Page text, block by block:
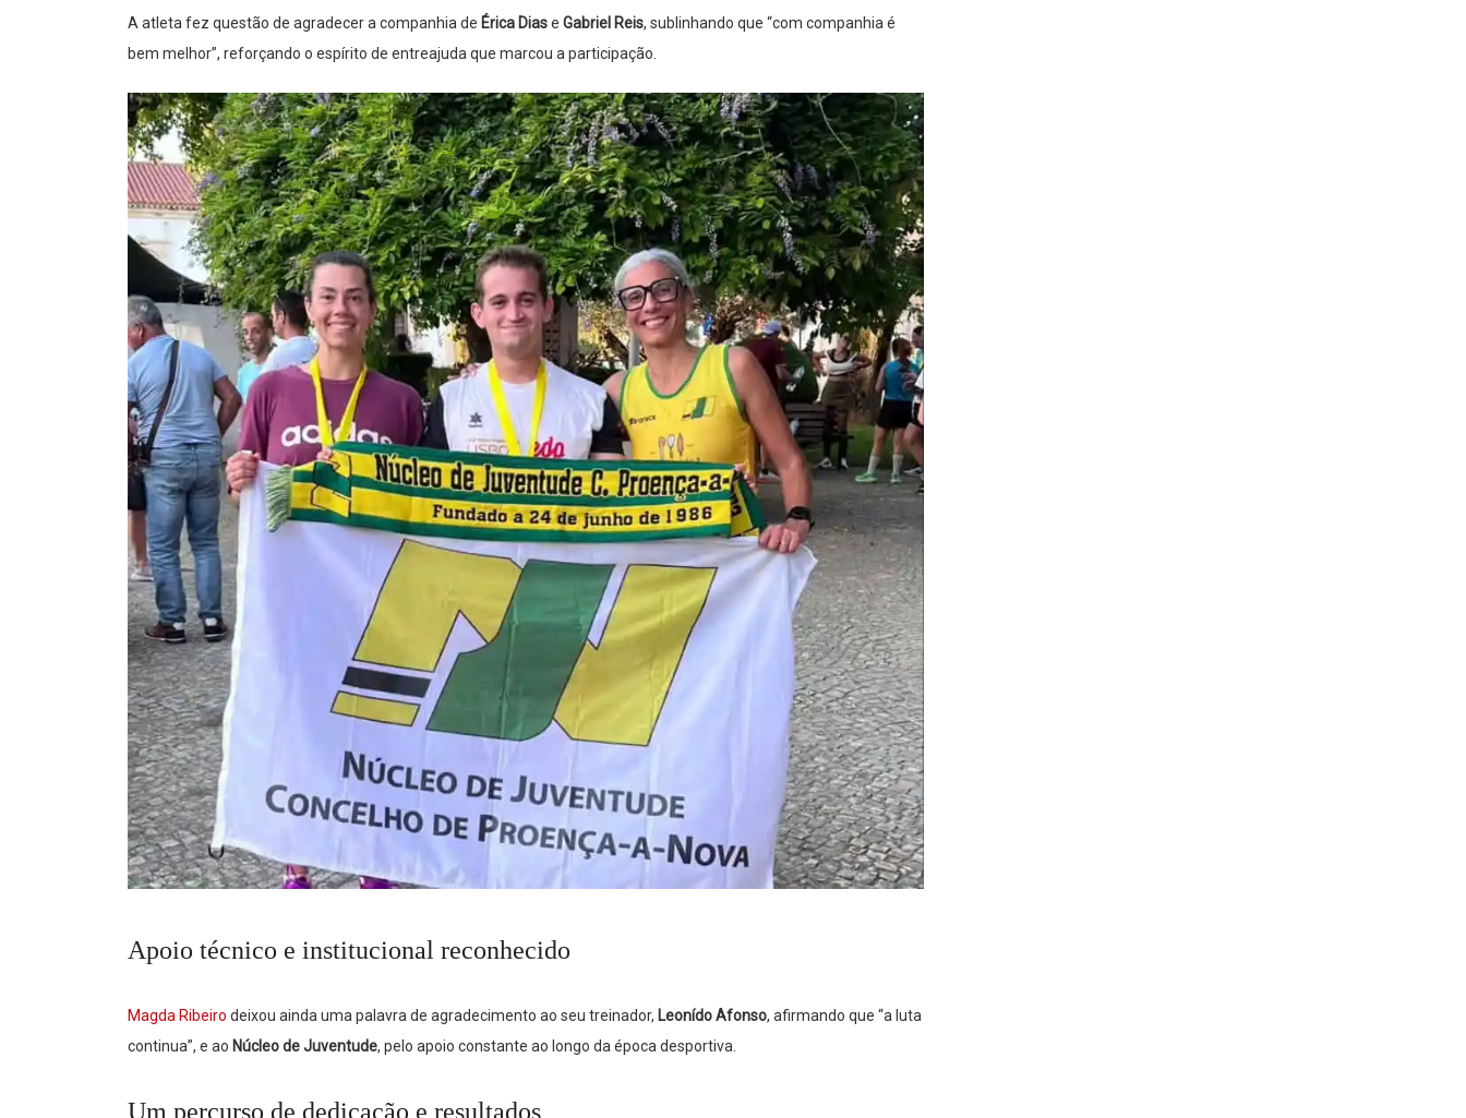
A atleta fez questão de agradecer a companhia de Érica Diase Gabriel Reis, sublinhando que “com companhia é
bem melhor”, reforçando o espírito de entreajuda que marcou a participação.
Apoio técnico e institucional reconhecido
Magda Ribeiro deixou ainda uma palavra de agradecimento ao seu treinador, Leonído Afonso, afirmando que “a luta
continua”, e ao Núcleo de Juventude, pelo apoio constante ao longo da época desportiva.
Um percurso de dedicação e resultados